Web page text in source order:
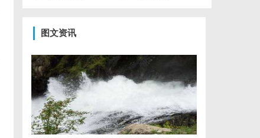
图文资讯